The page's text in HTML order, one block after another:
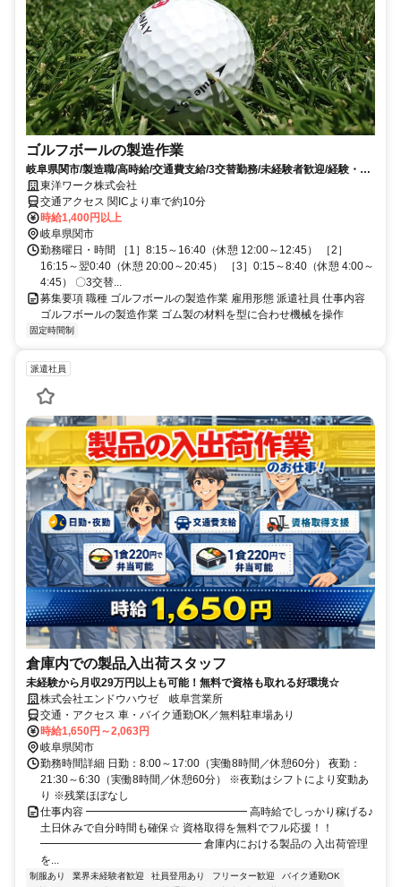
ゴルフボールの製造作業
岐阜県関市/製造職/高時給/交通費支給/3交替勤務/未経験者歓迎/経験・資
格不問/研修制度充実/
東洋ワーク株式会社
交通アクセス 関ICより車で約10分
時給1,400円以上
岐阜県関市
勤務曜日・時間 ［1］8:15～16:40（休憩 12:00～12:45） ［2］
16:15～翌0:40（休憩 20:00～20:45） ［3］0:15～8:40（休憩 4:00～
4:45） 〇3交替...
募集要項 職種 ゴルフボールの製造作業 雇用形態 派遣社員 仕事内容
ゴルフボールの製造作業 ゴム製の材料を型に合わせ機械を操作
固定時間制
派遣社員
倉庫内での製品入出荷スタッフ
未経験から月収29万円以上も可能！無料で資格も取れる好環境☆
株式会社エンドウハウゼ 岐阜営業所
交通・アクセス 車・バイク通勤OK／無料駐車場あり
時給1,650円～2,063円
岐阜県関市
勤務時間詳細 日勤：8:00～17:00（実働8時間／休憩60分） 夜勤：
21:30～6:30（実働8時間／休憩60分） ※夜勤はシフトにより変動あ
り ※残業ほぼなし
仕事内容 ━━━━━━━━━━━━━━━ 高時給でしっかり稼げる♪
土日休みで自分時間も確保☆ 資格取得を無料でフル応援！！
━━━━━━━━━━━━━━━ 倉庫内における製品の 入出荷管理
を...
制服あり 業界未経験者歓迎 社員登用あり フリーター歓迎
バイク通勤OK